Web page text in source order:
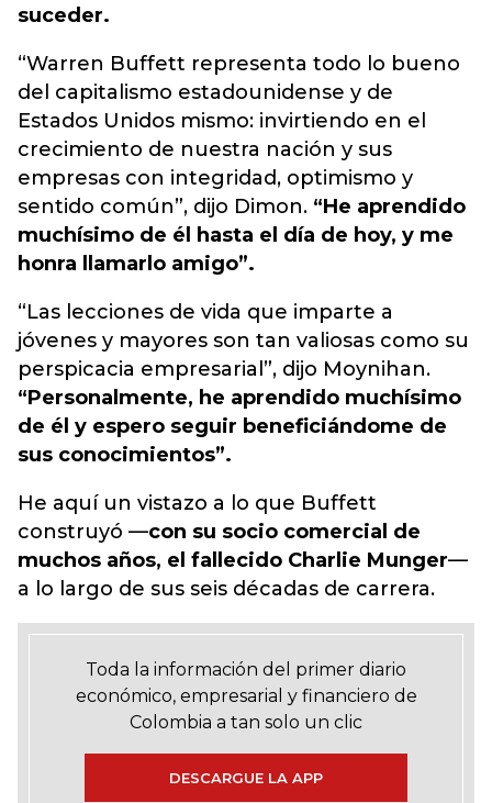
suceder.
“Warren Buffett representa todo lo bueno
del capitalismo estadounidense y de
Estados Unidos mismo: invirtiendo en el
crecimiento de nuestra nación y sus
empresas con integridad, optimismo y
sentido común”, dijo Dimon. “He aprendido
muchísimo de él hasta el día de hoy, y me
honra llamarlo amigo”.
“Las lecciones de vida que imparte a
jóvenes y mayores son tan valiosas como su
perspicacia empresarial”, dijo Moynihan.
“Personalmente, he aprendido muchísimo
de él y espero seguir beneficiándome de
sus conocimientos”.
He aquí un vistazo a lo que Buffett
construyó —con su socio comercial de
muchos años, el fallecido Charlie Munger—
a lo largo de sus seis décadas de carrera.
Toda la información del primer diario
económico, empresarial y financiero de
Colombia a tan solo un clic
DESCARGUE LA APP